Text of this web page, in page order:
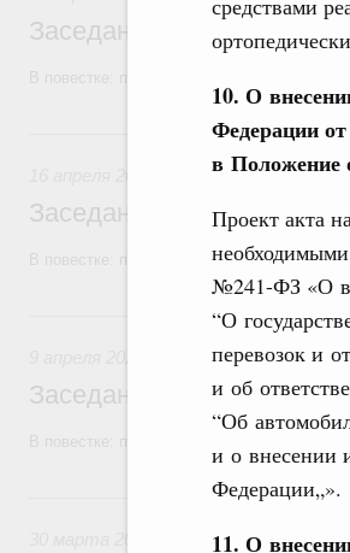
средствами
10. О
Федерации
в Положение
Проект акта
№241-ФЗ «О
“О
перевозок и
и об
“Об
и о внесении
Федерации„».
11. О
Заседание
16
Заседание
В повестке: проекты федеральных законов.
9
Заседание
30